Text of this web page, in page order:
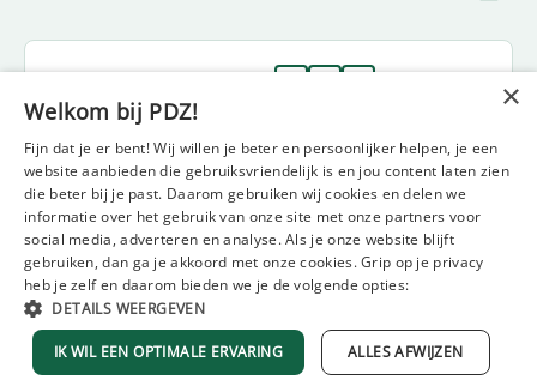
DisclaimerPrivacy statementPolicy statement
Diversity and inclusion statementComplaint form
General terms and conditions
© 2021 PDZ employment agency
×
Welkom bij PDZ!
Fijn dat je er bent! Wij willen je beter en persoonlijker helpen, je een
website aanbieden die gebruiksvriendelijk is en jou content laten zien
die beter bij je past. Daarom gebruiken wij cookies en delen we
informatie over het gebruik van onze site met onze partners voor
social media, adverteren en analyse. Als je onze website blijft
gebruiken, dan ga je akkoord met onze cookies. Grip op je privacy
heb je zelf en daarom bieden we je de volgende opties:
DETAILS WEERGEVEN
IK WIL EEN OPTIMALE ERVARING ALLES AFWIJZEN